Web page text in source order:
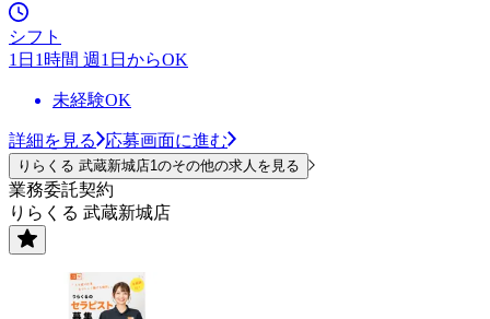
シフト
1日1時間 週1日からOK
未経験OK
詳細を見る 応募画面に進む
りらくる 武蔵新城店1のその他の求人を見る
業務委託契約
りらくる 武蔵新城店